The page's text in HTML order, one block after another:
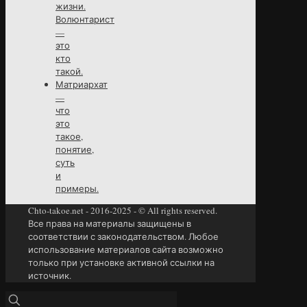
жизни.
Волюнтарист
—
это
кто
такой.
Матриархат
—
что
это
такое,
понятие,
суть
и
примеры.
Chto-takoe.net - 2016-2025 - © All rights reserved.
Все права на материалы защищены в
соответствии с законодательством. Любое
использование материалов сайта возможно
только при установке активной ссылки на
источник.